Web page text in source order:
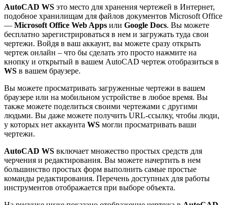
AutoCAD WS это место для хранения чертежей в Интернет,
подобное хранилищам для файлов документов Microsoft Office
— Microsoft Office Web Apps или Google Docs. Вы можете
бесплатно зарегистрироваться в нем и загружать туда свои
чертежи. Войдя в ваш аккаунт, вы можете сразу открыть
чертеж онлайн – что бы сделать это просто нажмите на
кнопку и открытый в вашем AutoCAD чертеж отобразиться в
WS в вашем браузере.
Вы можете просматривать загруженные чертежи в вашем
браузере или на мобильном устройстве в любое время. Вы
также можете поделиться своими чертежами с другими
людьми. Вы даже можете получить URL-ссылку, чтобы люди,
у которых нет аккаунта WS могли просматривать ваши
чертежи.
AutoCAD WS включает множество простых средств для
черчения и редактирования. Вы можете начертить в нем
большинство простых форм выполнить самые простые
команды редактирования. Перечень доступных для работы
инструментов отображается при выборе объекта.